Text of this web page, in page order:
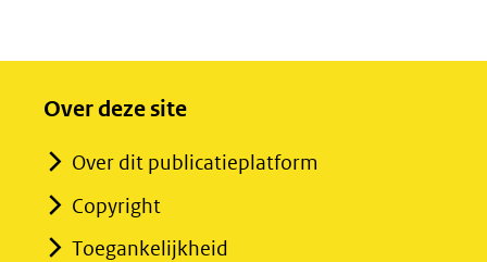
Over deze site
Over dit publicatieplatform
Copyright
Toegankelijkheid